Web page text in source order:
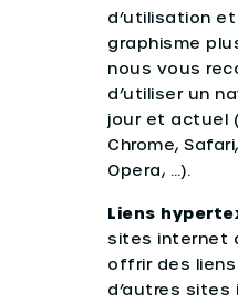
d’utilisation
graphisme
nous vous
d’utiliser un
jour et actuel
Chrome,
Opera, …).
Liens
sites internet
offrir des
d’autres